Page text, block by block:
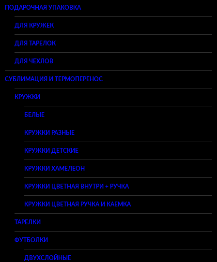
ПОДАРОЧНАЯ УПАКОВКА
ДЛЯ КРУЖЕК
ДЛЯ ТАРЕЛОК
ДЛЯ ЧЕХЛОВ
СУБЛИМАЦИЯ И ТЕРМОПЕРЕНОС
КРУЖКИ
БЕЛЫЕ
КРУЖКИ РАЗНЫЕ
КРУЖКИ ДЕТСКИЕ
КРУЖКИ ХАМЕЛЕОН
КРУЖКИ ЦВЕТНАЯ ВНУТРИ + РУЧКА
КРУЖКИ ЦВЕТНАЯ РУЧКА И КАЕМКА
ТАРЕЛКИ
ФУТБОЛКИ
ДВУХСЛОЙНЫЕ